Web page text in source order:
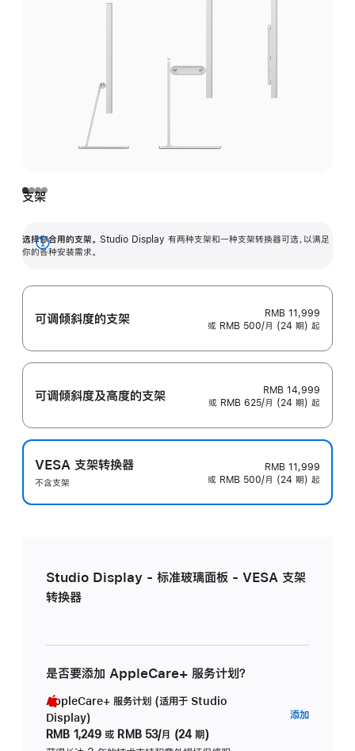
支架
选择你合用的支架。 Studio Display 有两种支架和一种支架转换器可选，以满足
你的各种安装需求。
展
可调倾斜度的支架
RMB 11,999
或 RMB 500/月 (24 期) 起
可调倾斜度及高‍度的支‍架
RMB 14,999
或 RMB 625/月 (24 期) 起
VESA 支架转换器
不含支架
RMB 11,999
或 RMB 500/月 (24 期) 起
Studio Display - 标准玻璃面板 - VESA 支架
转换器
是否要添加 AppleCare+ 服务计划？
AppleCare+ 服务计划 (适用于 Studio
Display)
RMB 1,249 或 RMB 53/月 (24 期)
添加